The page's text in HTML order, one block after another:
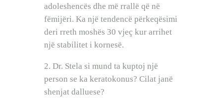
adoleshencës dhe më rrallë që në
fëmijëri. Ka një tendencë përkeqësimi
deri rreth moshës 30 vjeç kur arrihet
një stabilitet i kornesë.
2. Dr. Stela si mund ta kuptoj një
person se ka keratokonus? Cilat janë
shenjat dalluese?